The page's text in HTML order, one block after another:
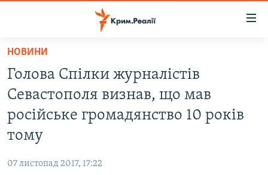
Перейти
основного
матеріалу
Перейти
до
основної
Перейти
ВІДЕО ТА ФОТО
НОВИНИ
Голова Спілки журналістів
Севастополя визнав, що мав
російське громадянство 10 років
тому
07 листопад 2017, 17:22